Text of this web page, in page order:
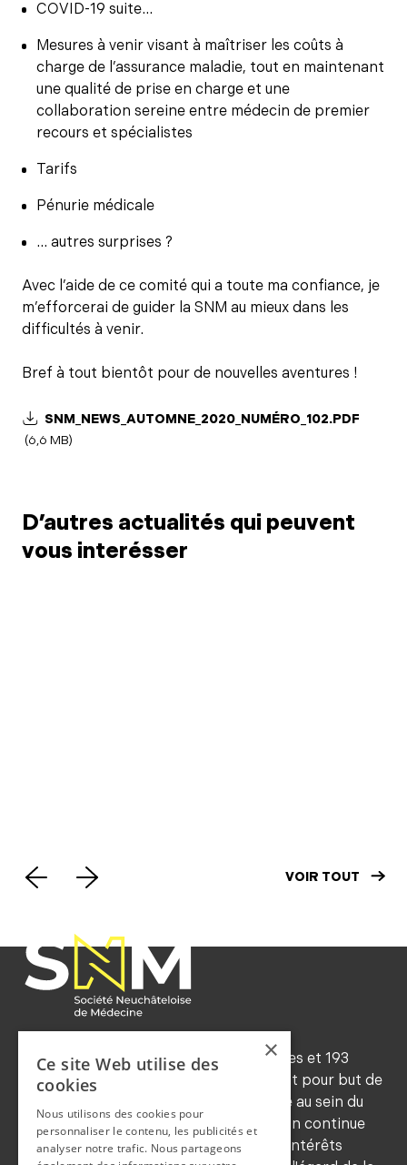
COVID-19 suite…
Mesures à venir visant à maîtriser les coûts à
charge de l’assurance maladie, tout en maintenant
une qualité de prise en charge et une
collaboration sereine entre médecin de premier
recours et spécialistes
Tarifs
Pénurie médicale
… autres surprises ?
Avec l’aide de ce comité qui a toute ma confiance, je
m’efforcerai de guider la SNM au mieux dans les
difficultés à venir.
Bref à tout bientôt pour de nouvelles aventures !
SNM_NEWS_AUTOMNE_2020_NUMÉRO_102.PDF
(6,6 MB)
D’autres actualités qui peuvent
vous interésser
VOIR TOUT
Forte d'environ 545 membres ordinaires et 193
honoraires (2024), la SNM a notamment pour but de
maintenir les traditions de déontologie au sein du
corps médical, de favoriser la formation continue
de ses membres, de sauvegarder leurs intérêts
×
Ce site Web utilise des
cookies
Nous utilisons des cookies pour
personnaliser le contenu, les publicités et
analyser notre trafic. Nous partageons